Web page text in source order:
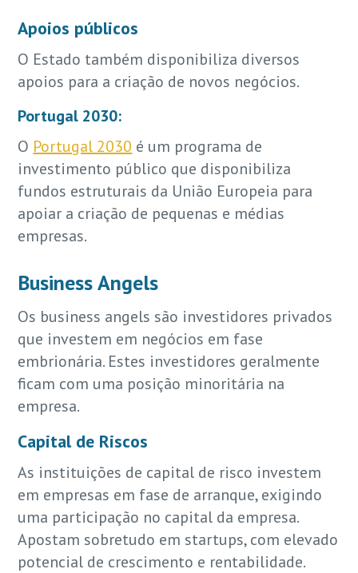
Apoios públicos
O Estado também disponibiliza diversos
apoios para a criação de novos negócios.
Portugal 2030:
O Portugal 2030 é um programa de
investimento público que disponibiliza
fundos estruturais da União Europeia para
apoiar a criação de pequenas e médias
empresas.
Business Angels
Os business angels são investidores privados
que investem em negócios em fase
embrionária. Estes investidores geralmente
ficam com uma posição minoritária na
empresa.
Capital de Riscos
As instituições de capital de risco investem
em empresas em fase de arranque, exigindo
uma participação no capital da empresa.
Apostam sobretudo em startups, com elevado
potencial de crescimento e rentabilidade.